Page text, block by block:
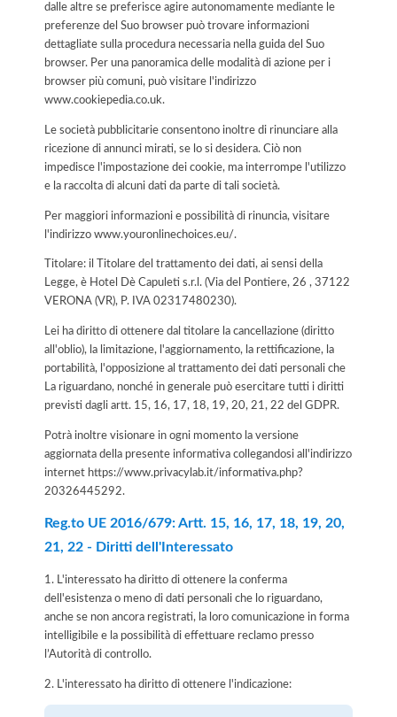
dalle altre se preferisce agire autonomamente mediante le
preferenze del Suo browser può trovare informazioni
dettagliate sulla procedura necessaria nella guida del Suo
browser. Per una panoramica delle modalità di azione per i
browser più comuni, può visitare l'indirizzo
www.cookiepedia.co.uk.
Le società pubblicitarie consentono inoltre di rinunciare alla
ricezione di annunci mirati, se lo si desidera. Ciò non
impedisce l'impostazione dei cookie, ma interrompe l'utilizzo
e la raccolta di alcuni dati da parte di tali società.
Per maggiori informazioni e possibilità di rinuncia, visitare
l'indirizzo www.youronlinechoices.eu/.
Titolare: il Titolare del trattamento dei dati, ai sensi della
Legge, è Hotel Dè Capuleti s.r.l. (Via del Pontiere, 26 , 37122
VERONA (VR), P. IVA 02317480230).
Lei ha diritto di ottenere dal titolare la cancellazione (diritto
all'oblio), la limitazione, l'aggiornamento, la rettificazione, la
portabilità, l'opposizione al trattamento dei dati personali che
La riguardano, nonché in generale può esercitare tutti i diritti
previsti dagli artt. 15, 16, 17, 18, 19, 20, 21, 22 del GDPR.
Potrà inoltre visionare in ogni momento la versione
aggiornata della presente informativa collegandosi all'indirizzo
internet https://www.privacylab.it/informativa.php?
20326445292.
Reg.to UE 2016/679: Artt. 15, 16, 17, 18, 19, 20,
21, 22 - Diritti dell'Interessato
1. L'interessato ha diritto di ottenere la conferma
dell'esistenza o meno di dati personali che lo riguardano,
anche se non ancora registrati, la loro comunicazione in forma
intelligibile e la possibilità di effettuare reclamo presso
l’Autorità di controllo.
2. L'interessato ha diritto di ottenere l'indicazione: